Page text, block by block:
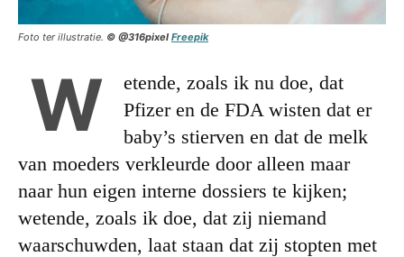
Foto ter illustratie. © @316pixel Freepik
W
etende, zoals ik nu doe, dat
Pfizer en de FDA wisten dat er
baby’s stierven en dat de melk
van moeders verkleurde door alleen maar
naar hun eigen interne dossiers te kijken;
wetende, zoals ik doe, dat zij niemand
waarschuwden, laat staan dat zij stopten met